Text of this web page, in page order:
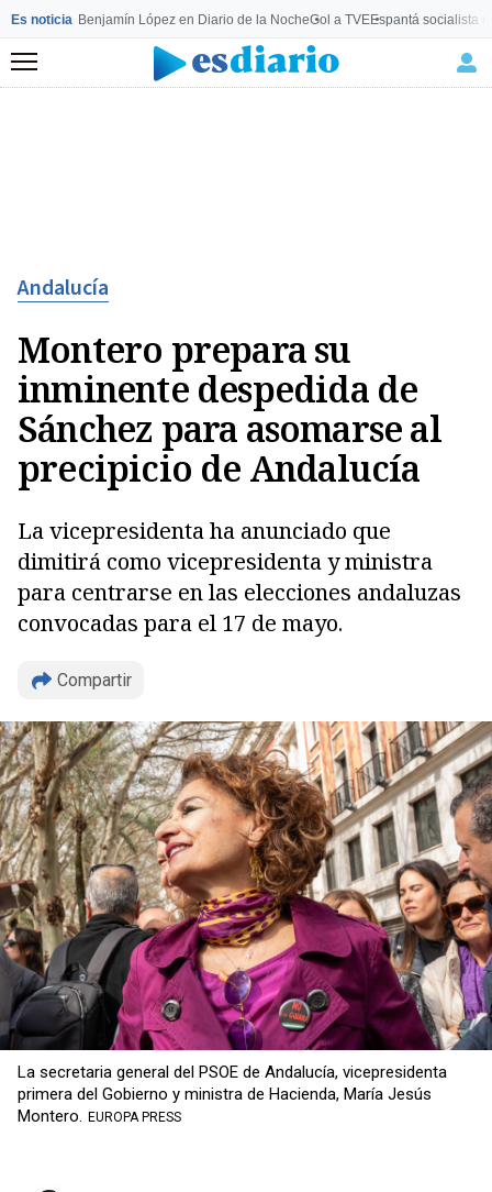
Es noticia Benjamín López en Diario de la NocheGol a TVEEspantá socialista
Menú
Andalucía
Montero prepara su
inminente despedida de
Sánchez para asomarse al
precipicio de Andalucía
La vicepresidenta ha anunciado que
dimitirá como vicepresidenta y ministra
para centrarse en las elecciones andaluzas
convocadas para el 17 de mayo.
Compartir
Copiar
La secretaria general del PSOE de Andalucía, vicepresidenta
primera del Gobierno y ministra de Hacienda, María Jesús
Montero. EUROPA PRESS